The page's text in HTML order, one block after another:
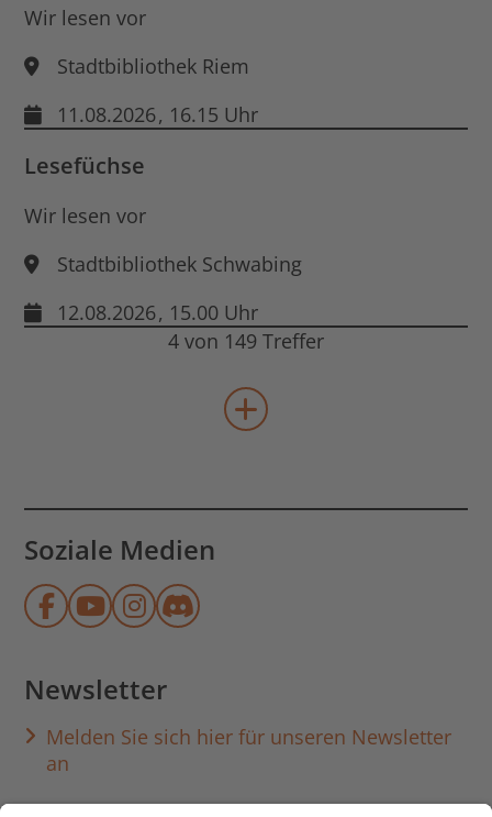
Wir lesen vor
Stadtbibliothek Riem
11.08.2026, 16.15 Uhr
Lesefüchse
Wir lesen vor
Stadtbibliothek Schwabing
12.08.2026, 15.00 Uhr
4 von 149 Treffer
mehr Veranstaltungen
Soziale Medien
Münchner Stadtbibliothek auf
Münchner Stadtbibliothek auf
Münchner Stadtbibliothek
Münchner
Newsletter
Melden Sie sich hier für unseren Newsletter
an